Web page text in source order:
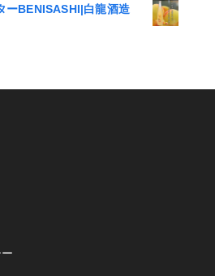
ーBENISASHI|白龍酒造